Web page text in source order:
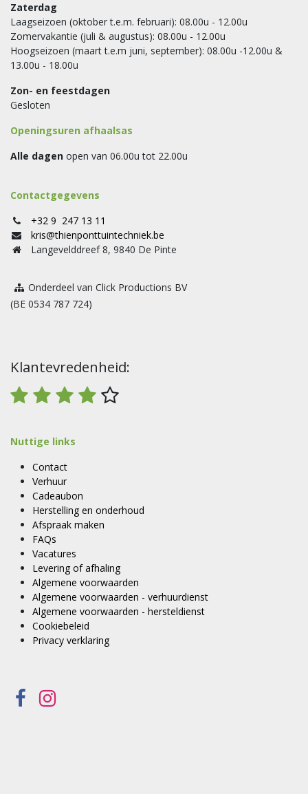
Zaterdag
Laagseizoen (oktober t.e.m. februari): 08.00u - 12.00u
Zomervakantie (juli & augustus): 08.00u - 12.00u
Hoogseizoen (maart t.e.m juni, september): 08.00u -12.00u &
13.00u - 18.00u
Zon- en feestdagen
Gesloten
Openingsuren afhaalsas
Alle dagen open van 06.00u tot 22.00u
Contactgegevens
+32 9 247 13 11
kris@thienponttuintechniek.be
Langevelddreef 8, 9840 De Pinte
Onderdeel van Click Productions BV
(BE 0534 787 724)
Klantevredenheid:
Nuttige links
Contact
Verhuur
Cadeaubon
Herstelling en onderhoud
Afspraak maken
FAQs
Vacatures
Levering of afhaling
Algemene voorwaarden
Algemene voorwaarden - verhuurdienst
Algemene voorwaarden - hersteldienst
Cookiebeleid
Privacy verklaring